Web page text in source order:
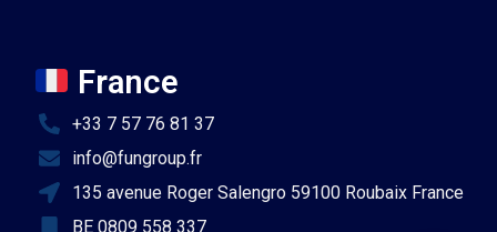
France
+33 7 57 76 81 37
info@fungroup.fr
135 avenue Roger Salengro 59100 Roubaix France
BE 0809 558 337